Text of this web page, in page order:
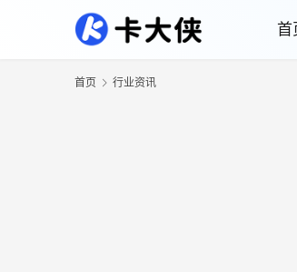
首
首页 行业资讯